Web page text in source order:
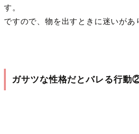
す。
ですので、物を出すときに迷いがあ
ガサツな性格だとバレる行動